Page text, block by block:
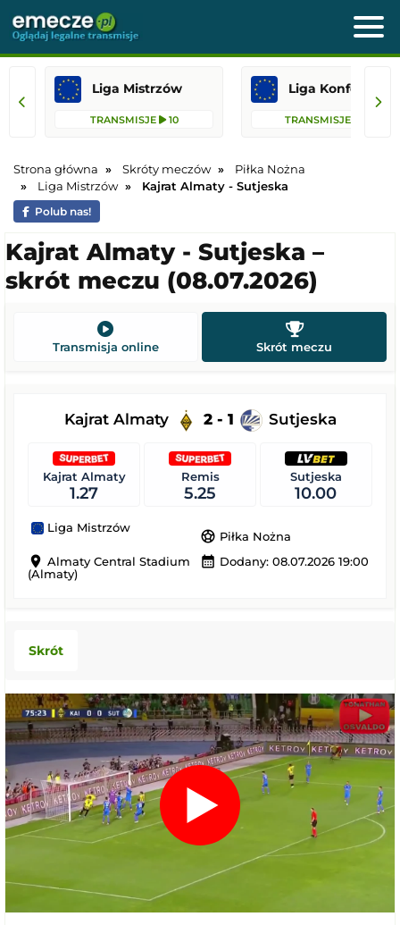
Liga Mistrzów
TRANSMISJE 10 TRANSMISJE
Strona główna Skróty meczów
Piłka Nożna
Liga Mistrzów
Kajrat Almaty - Sutjeska
Polub nas!
Kajrat Almaty - Sutjeska –
skrót meczu (08.07.2026)
Transmisja online Skrót meczu
Kajrat Almaty 2 - 1 Sutjeska
Kajrat Almaty
1.27
Remis
5.25
Sutjeska
10.00
Liga Mistrzów
sports_soccer Piłka Nożna
location_on Almaty Central Stadium
(Almaty)
calendar_month Dodany: 08.07.2026 19:00
Skrót